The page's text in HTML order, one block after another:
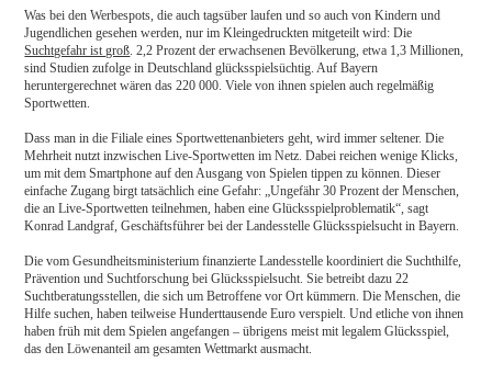
Was bei den Werbespots, die auch tagsüber laufen und so auch von Kindern und
Jugendlichen gesehen werden, nur im Kleingedruckten mitgeteilt wird: Die
Suchtgefahr ist groß . 2,2 Prozent der erwachsenen Bevölkerung, etwa 1,3 Millionen,
sind Studien zufolge in Deutschland glücksspielsüchtig. Auf Bayern
heruntergerechnet wären das 220 000. Viele von ihnen spielen auch regelmäßig
Sportwetten.
Dass man in die Filiale eines Sportwettenanbieters geht, wird immer seltener. Die
Mehrheit nutzt inzwischen Live-Sportwetten im Netz. Dabei reichen wenige Klicks,
um mit dem Smartphone auf den Ausgang von Spielen tippen zu können. Dieser
einfache Zugang birgt tatsächlich eine Gefahr: „Ungefähr 30 Prozent der Menschen,
die an Live-Sportwetten teilnehmen, haben eine Glücksspielproblematik“, sagt
Konrad Landgraf, Geschäftsführer bei der Landesstelle Glücksspielsucht in Bayern.
Die vom Gesundheitsministerium finanzierte Landesstelle koordiniert die Suchthilfe,
Prävention und Suchtforschung bei Glücksspielsucht. Sie betreibt dazu 22
Suchtberatungsstellen, die sich um Betroffene vor Ort kümmern. Die Menschen, die
Hilfe suchen, haben teilweise Hunderttausende Euro verspielt. Und etliche von ihnen
haben früh mit dem Spielen angefangen – übrigens meist mit legalem Glücksspiel,
das den Löwenanteil am gesamten Wettmarkt ausmacht.